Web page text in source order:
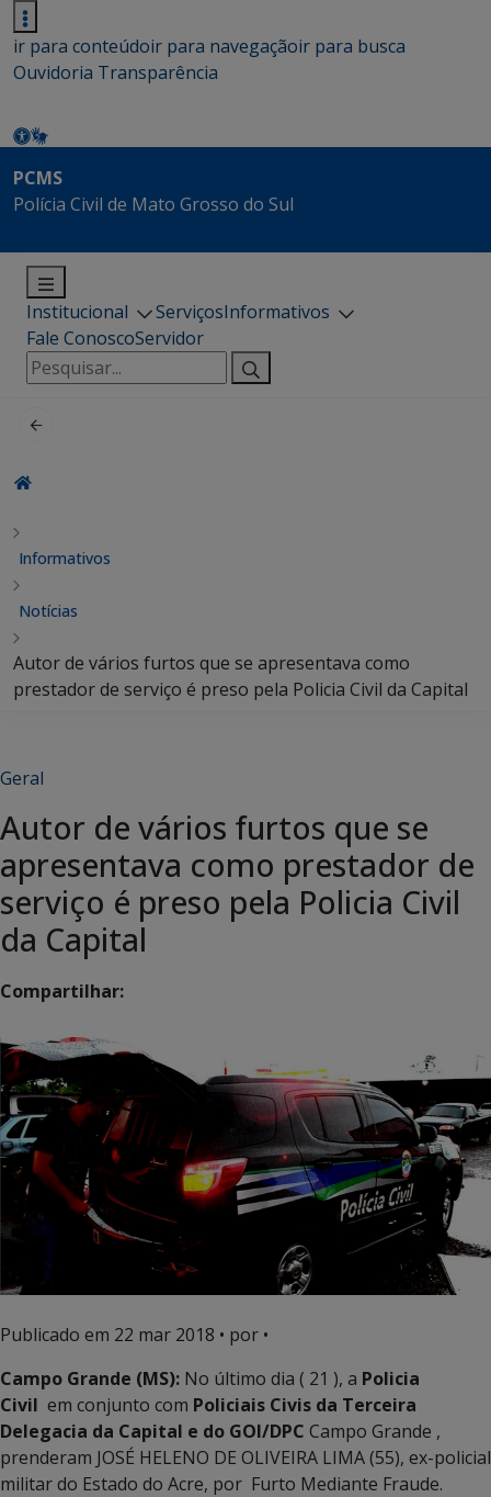
ir para conteúdoir para navegaçãoir para busca
Ouvidoria Transparência
PCMS
Polícia Civil de Mato Grosso do Sul
Institucional ServiçosInformativos
Fale ConoscoServidor
Pesquisar
por:
Informativos
Notícias
Autor de vários furtos que se apresentava como
prestador de serviço é preso pela Policia Civil da Capital
Geral
Autor de vários furtos que se
apresentava como prestador de
serviço é preso pela Policia Civil
da Capital
Compartilhar:
Publicado em 22 mar 2018 • por •
Campo Grande (MS): No último dia ( 21 ), a Policia
Civil em conjunto com Policiais Civis da Terceira
Delegacia da Capital e do GOI/DPC Campo Grande ,
prenderam JOSÉ HELENO DE OLIVEIRA LIMA (55), ex-policial
militar do Estado do Acre, por Furto Mediante Fraude.